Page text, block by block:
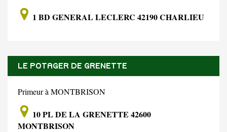
1 BD GENERAL LECLERC 42190 CHARLIEU
LE POTAGER DE GRENETTE
Primeur à MONTBRISON
10 PL DE LA GRENETTE 42600
MONTBRISON